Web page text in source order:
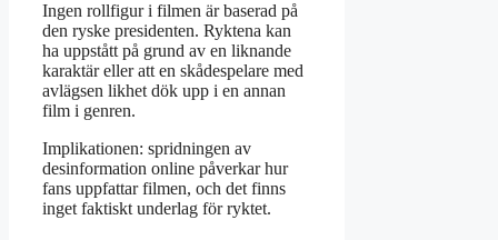
Ingen rollfigur i filmen är baserad på
den ryske presidenten. Ryktena kan
ha uppstått på grund av en liknande
karaktär eller att en skådespelare med
avlägsen likhet dök upp i en annan
film i genren.
Implikationen: spridningen av
desinformation online påverkar hur
fans uppfattar filmen, och det finns
inget faktiskt underlag för ryktet.